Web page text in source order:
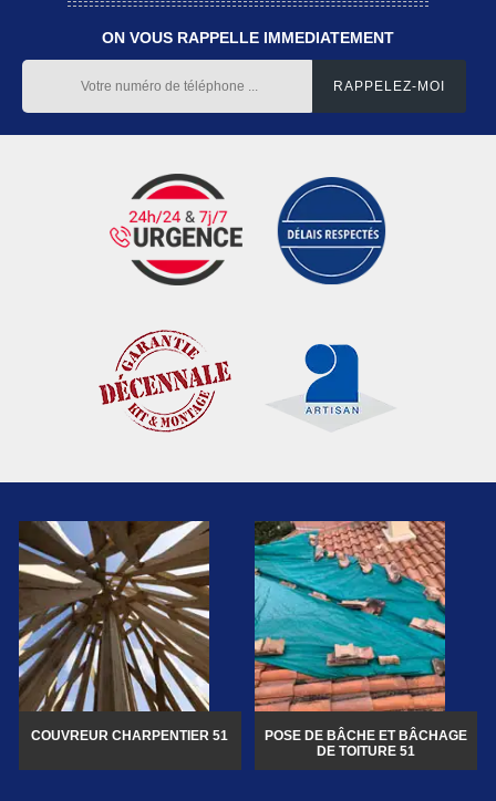
ON VOUS RAPPELLE IMMEDIATEMENT
COUVREUR CHARPENTIER 51
POSE DE BÂCHE ET BÂCHAGE
DE TOITURE 51